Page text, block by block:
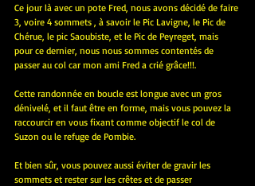
Ce jour là avec un pote Fred, nous avons décidé de faire
3, voire 4 sommets , à savoir le Pic Lavigne, le Pic de
Chérue, le pic Saoubiste, et le Pic de Peyreget, mais
pour ce dernier, nous nous sommes contentés de
passer au col car mon ami Fred a crié grâce!!!.
Cette randonnée en boucle est longue avec un gros
dénivelé, et il faut être en forme, mais vous pouvez la
raccourcir en vous fixant comme objectif le col de
Suzon ou le refuge de Pombie.
Et bien sûr, vous pouvez aussi éviter de gravir les
sommets et rester sur les crêtes et de passer